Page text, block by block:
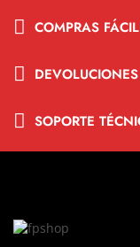
COMPRAS
SOPORTE